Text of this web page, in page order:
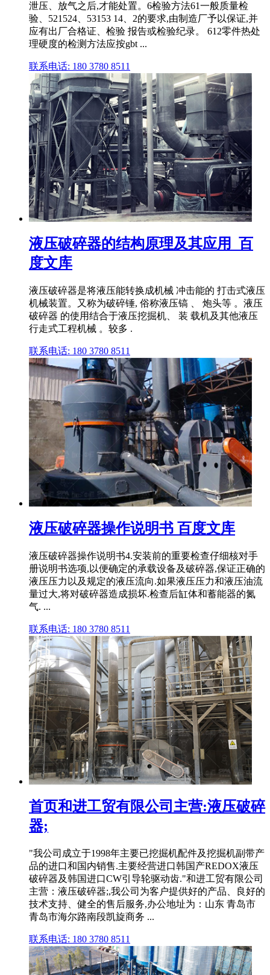
泄压、放气之后,才能处置。6检验方法61一般质量检
验、521524、53153 14、2的要求,由制造厂予以保证,并
应有出厂合格证、检验 报告或检验纪录。 612零件热处
理硬度的检测方法应按gbt ...
联系电话: 180 3780 8511
液压破碎器的结构原理及其应用_百
度文库
液压破碎器是将液压能转换成机械 冲击能的 打击式液压
机械装置。又称为破碎锤, 俗称液压镐 、 炮头等 。液压
破碎器 的使用结合于液压挖掘机、 装 载机及其他液压
行走式工程机械 。较多 .
联系电话: 180 3780 8511
液压破碎器操作说明书 百度文库
液压破碎器操作说明书4.安装前的重要检查仔细核对手
册说明书选项,以便确定的承载设备及破碎器,保证正确的
液压压力以及规定的液压流向.如果液压压力和液压油流
量过大,将对破碎器造成损坏.检查后缸体和蓄能器的氮
气. ...
联系电话: 180 3780 8511
首页和进工贸有限公司主营:液压破碎
器;
"我公司成立于1998年主要已挖掘机配件及挖掘机副带产
品的进口和国内销售.主要经营进口韩国产REDOX液压
破碎器及韩国进口CW引导轮驱动齿."和进工贸有限公司
主营：液压破碎器;,我公司为客户提供好的产品、良好的
技术支持、健全的售后服务,办公地址为：山东 青岛市
青岛市海尔路南段凯旋商务 ...
联系电话: 180 3780 8511